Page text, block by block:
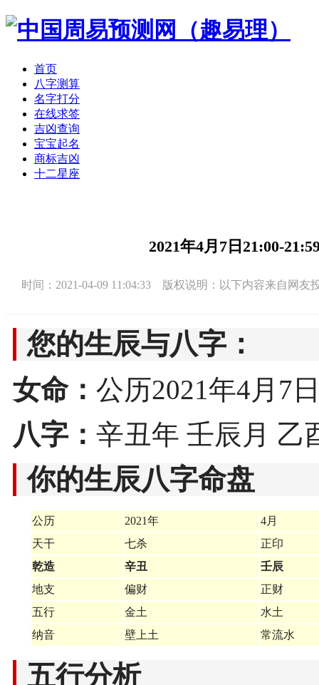
首页
八字测算
名字打分
在线求签
吉凶查询
宝宝起名
商标吉凶
十二星座
2021年4月7日21:00-
时间：2021-04-09 11:04:33 版权说明：以下内容来自网友
您的生辰与八字：
女命： 公历2021年4月7
八字： 辛丑年 壬辰月 乙
你的生辰八字命盘
公历 2021年
4月
天干
七杀
正印
乾造
辛丑
壬辰
地支
偏财
正财
五行
金土
水土
纳音
壁上土 常流水
五行分析